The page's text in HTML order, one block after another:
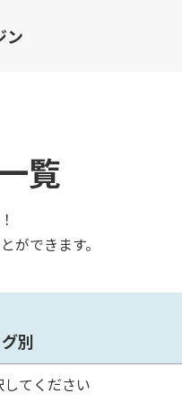
ン
覧
ができます。
別